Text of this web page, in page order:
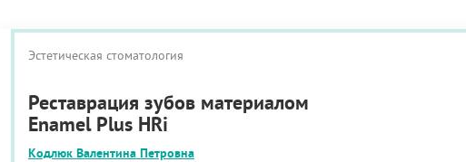
Эстетическая стоматология
Реставрация зубов материалом
Enamel Plus HRi
Кодлюк Валентина Петровна